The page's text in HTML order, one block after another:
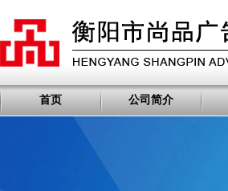
首页 公司简介